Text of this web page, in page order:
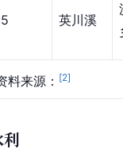
英川溪
料来源： [2]